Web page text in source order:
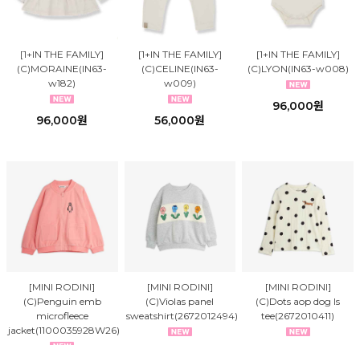
[1+IN THE FAMILY]
(C)MORAINE(IN63-
w182)
96,000원
[1+IN THE FAMILY]
(C)CELINE(IN63-
w009)
56,000원
[1+IN THE FAMILY]
(C)LYON(IN63-w008)
96,000원
[MINI RODINI]
(C)Penguin emb
microfleece
jacket(1100035928W26)
[MINI RODINI]
(C)Violas panel
sweatshirt(2672012494)
[MINI RODINI]
(C)Dots aop dog ls
tee(2672010411)